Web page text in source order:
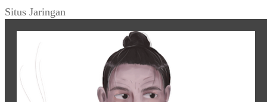
Situs Jaringan